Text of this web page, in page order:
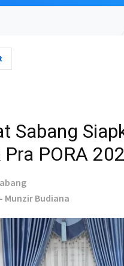
Sabang
PORA
Munzir Budiana